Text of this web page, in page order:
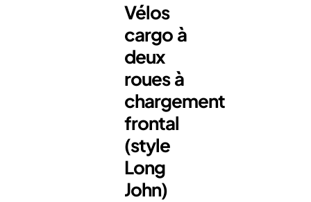
Vélos
cargo à
deux
roues à
chargement
frontal
(style
Long
John)